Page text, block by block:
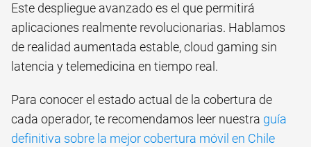
Este despliegue avanzado es el que permitirá
aplicaciones realmente revolucionarias. Hablamos
de realidad aumentada estable, cloud gaming sin
latencia y telemedicina en tiempo real.
Para conocer el estado actual de la cobertura de
cada operador, te recomendamos leer nuestra guía
definitiva sobre la mejor cobertura móvil en Chile